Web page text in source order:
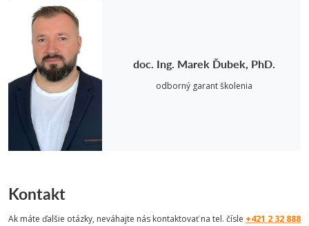
doc. Ing. Marek Ďubek, PhD.
odborný garant školenia
Kontakt
Ak máte ďalšie otázky, neváhajte nás kontaktovať na tel. čísle +421 2 32 888